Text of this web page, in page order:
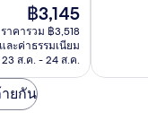
ราคา
ปัจจุบัน
คือ
฿3,145
฿3,145
ราคารวม ฿3,518
ละค่าธรรมเนียม
23 ส.ค. - 24 ส.ค.
ยกัน